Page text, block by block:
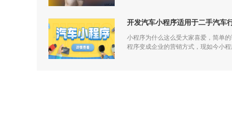
开发汽车小程序适用于二手汽车
小程序为什么这么受大家喜爱，简单
程序变成企业的营销方式，现如今小程